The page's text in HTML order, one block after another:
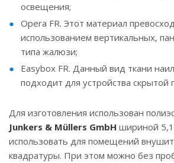
освещения;
Opera FR. Этот материал
использованием вертикальных,
типа жалюзи;
Easybox FR. Данный вид ткани
подходит для устройства скрытой
Для изготовления использован
Junkers & Müllers GmbH шириной 5,1
использовать для помещений
квадратуры. При этом можно без